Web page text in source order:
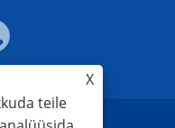
X
teile